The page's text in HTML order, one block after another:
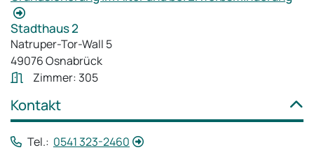
Stadthaus 2
Natruper-Tor-Wall 5
49076 Osnabrück
Zimmer: 305
Kontakt
Tel.: 0541 323-2460